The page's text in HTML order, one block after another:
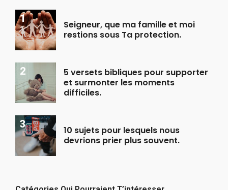
Seigneur, que ma famille et moi
restions sous Ta protection.
5 versets bibliques pour supporter
et surmonter les moments
difficiles.
10 sujets pour lesquels nous
devrions prier plus souvent.